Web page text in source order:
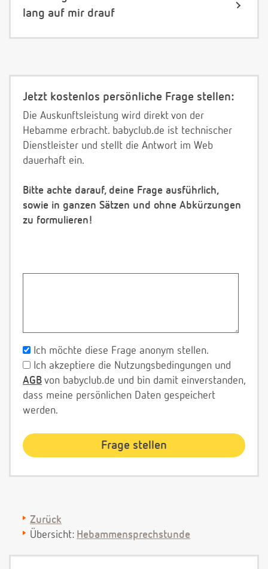
lang auf mir drauf
Jetzt kostenlos persönliche Frage stellen:
Die Auskunftsleistung wird direkt von der
Hebamme erbracht. babyclub.de ist technischer
Dienstleister und stellt die Antwort im Web
dauerhaft ein.
Bitte achte darauf, deine Frage ausführlich,
sowie in ganzen Sätzen und ohne Abkürzungen
zu formulieren!
Ich möchte diese Frage anonym stellen.
Ich akzeptiere die Nutzungsbedingungen und
AGB von babyclub.de und bin damit einverstanden,
dass meine persönlichen Daten gespeichert
werden.
Zurück
Übersicht: Hebammensprechstunde